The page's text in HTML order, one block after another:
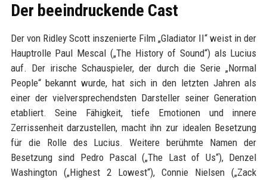
Der beeindruckende Cast
Der von Ridley Scott inszenierte Film „Gladiator II“ weist in der
Hauptrolle Paul Mescal („The History of Sound“) als Lucius
auf. Der irische Schauspieler, der durch die Serie „Normal
People“ bekannt wurde, hat sich in den letzten Jahren als
einer der vielversprechendsten Darsteller seiner Generation
etabliert. Seine Fähigkeit, tiefe Emotionen und innere
Zerrissenheit darzustellen, macht ihn zur idealen Besetzung
für die Rolle des Lucius. Weitere berühmte Namen der
Besetzung sind Pedro Pascal („The Last of Us“), Denzel
Washington („Highest 2 Lowest“), Connie Nielsen („Zack